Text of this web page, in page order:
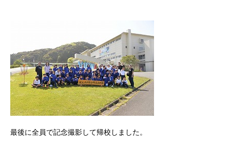
最後に全員で記念撮影して帰校しました。